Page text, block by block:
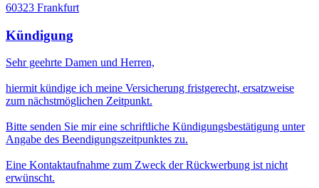
60323 Frankfurt
Kündigung
Sehr geehrte Damen und Herren,
hiermit kündige ich meine Versicherung fristgerecht, ersatzweise
zum nächstmöglichen Zeitpunkt.
Bitte senden Sie mir eine schriftliche Kündigungsbestätigung unter
Angabe des Beendigungszeitpunktes zu.
Eine Kontaktaufnahme zum Zweck der Rückwerbung ist nicht
erwünscht.